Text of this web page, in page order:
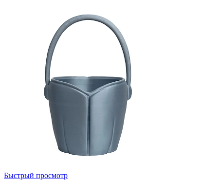
Быстрый просмотр